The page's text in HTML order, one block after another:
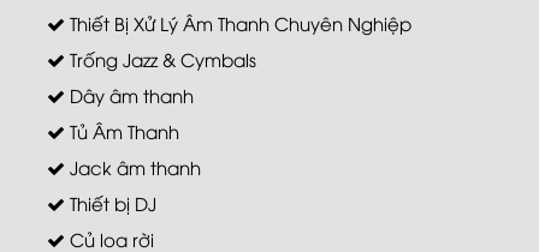
Thiết Bị Xử Lý Âm Thanh Chuyên Nghiệp
Trống Jazz & Cymbals
Dây âm thanh
Tủ Âm Thanh
Jack âm thanh
Thiết bị DJ
Củ loa rời